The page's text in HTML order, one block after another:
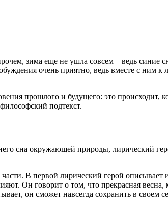
зима еще не ушла совсем – ведь синие
очень приятно, ведь вместе с ним
прошлого и будущего: это происходит,
подтекст.
сна окружающей природы, лирический
В первой лирический герой описывает
Он говорит о том, что прекрасная весна,
он сможет навсегда сохранить в своем